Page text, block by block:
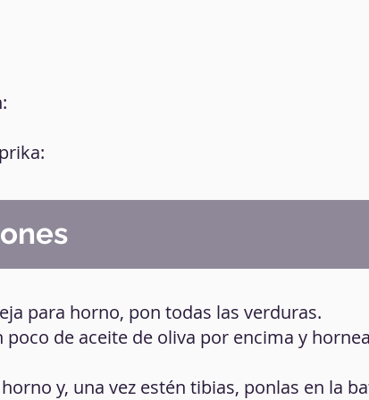
para horno, pon todas las verduras.
poco de aceite de oliva por encima y
y, una vez estén tibias, ponlas en la